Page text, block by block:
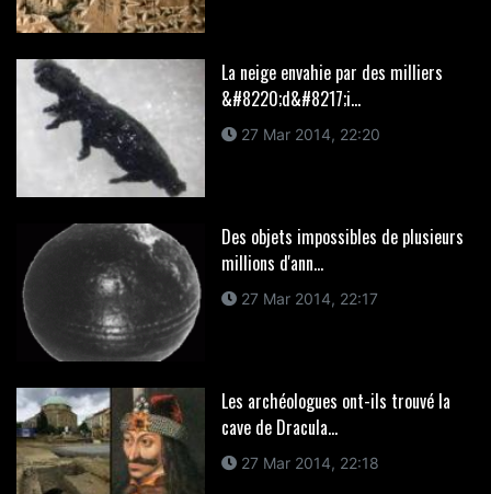
La neige envahie par des milliers
&#8220;d&#8217;i...
27 Mar 2014, 22:20
Des objets impossibles de plusieurs
millions d'ann...
27 Mar 2014, 22:17
Les archéologues ont-ils trouvé la
cave de Dracula...
27 Mar 2014, 22:18